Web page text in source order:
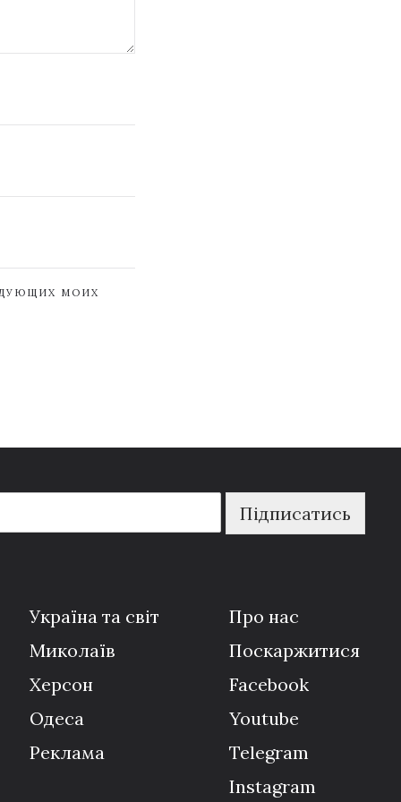
МОИХ
Підписатись
Україна та світ
Миколаїв
Херсон
Одеса
Реклама
Про нас
Поскаржитися
Facebook
Youtube
Telegram
Instagram